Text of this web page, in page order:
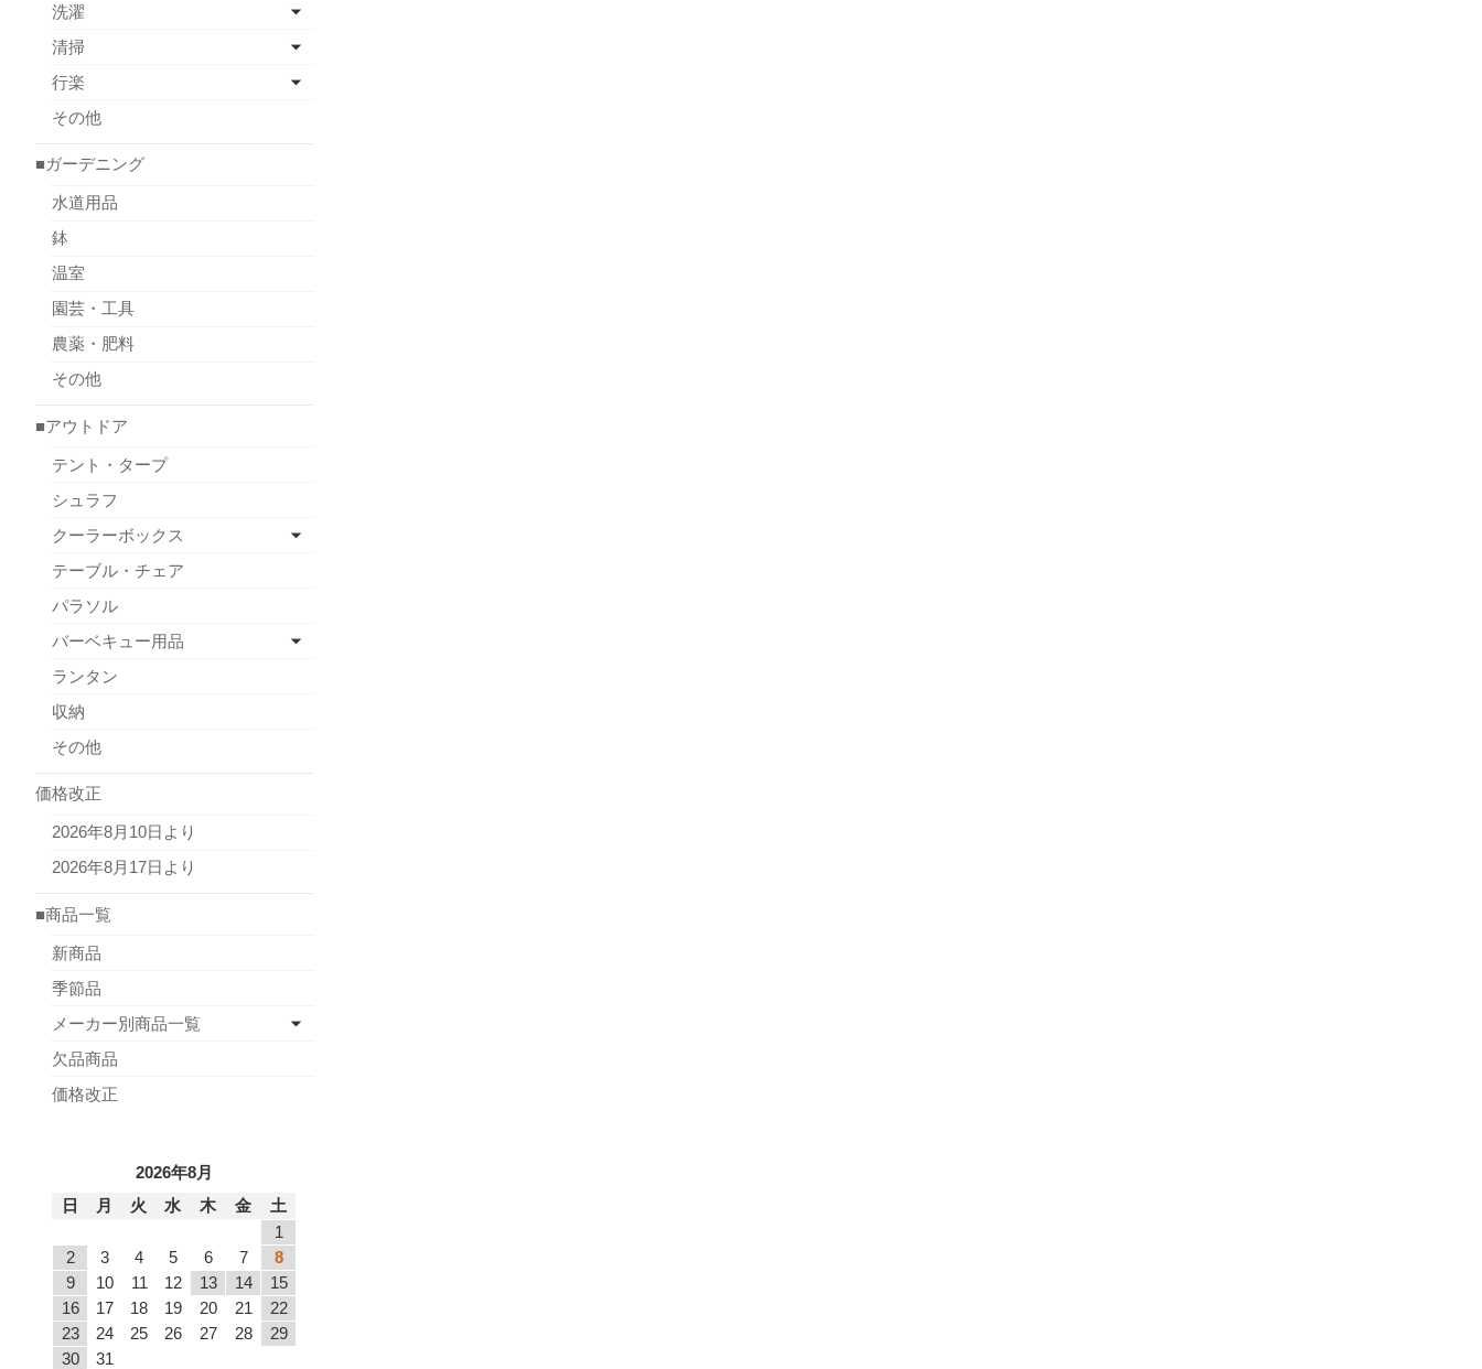
洗濯
清掃
行楽
その他
■ガーデニング
水道用品
鉢
温室
園芸・工具
農薬・肥料
その他
■アウトドア
テント・タープ
シュラフ
クーラーボックス
テーブル・チェア
パラソル
バーベキュー用品
ランタン
収納
その他
価格改正
2026年8月10日より
2026年8月17日より
■商品一覧
新商品
季節品
メーカー別商品一覧
欠品商品
価格改正
2026年8月
日
月 火 水 木 金
土
1
2
3 4 5 6 7
8
9
10 11 12 13 14
15
16
17 18 19 20 21
22
23
24 25 26 27 28
29
30
31